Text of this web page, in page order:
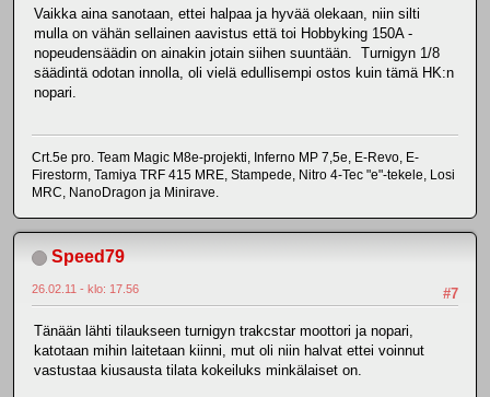
Vaikka aina sanotaan, ettei halpaa ja hyvää olekaan, niin silti
mulla on vähän sellainen aavistus että toi Hobbyking 150A -
nopeudensäädin on ainakin jotain siihen suuntään. Turnigyn 1/8
säädintä odotan innolla, oli vielä edullisempi ostos kuin tämä HK:n
nopari.
Crt.5e pro. Team Magic M8e-projekti, Inferno MP 7,5e, E-Revo, E-
Firestorm, Tamiya TRF 415 MRE, Stampede, Nitro 4-Tec "e"-tekele, Losi
MRC, NanoDragon ja Minirave.
Speed79
#7
26.02.11 - klo: 17.56
Tänään lähti tilaukseen turnigyn trakcstar moottori ja nopari,
katotaan mihin laitetaan kiinni, mut oli niin halvat ettei voinnut
vastustaa kiusausta tilata kokeiluks minkälaiset on.